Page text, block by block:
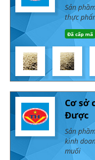
Sản
thực
Đã cấp mã
Cơ sở
Được
Sản
kinh
muối